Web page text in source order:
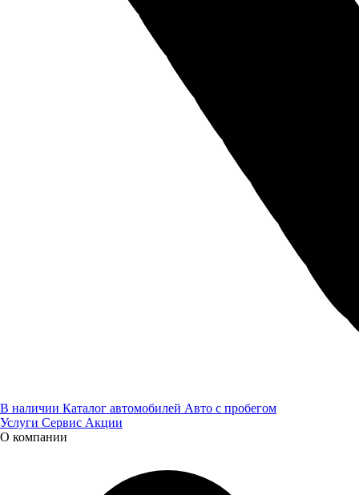
В наличии Каталог автомобилей Авто с пробегом
Услуги Сервис Акции
О компании